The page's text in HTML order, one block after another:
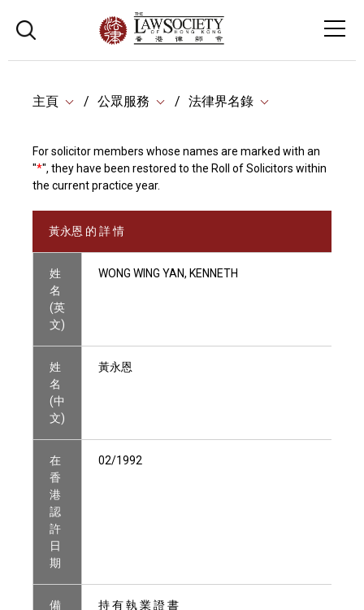
主頁 公眾服務 法律界名錄
For solicitor members whose names are marked with an
"*", they have been restored to the Roll of Solicitors within
the current practice year.
黃永恩 的 詳 情
姓
名
(英
文)
WONG WING YAN, KENNETH
姓
名
(中
文)
黃永恩
在
香
港
認
許
日
期
02/1992
備
持 有 執 業 證 書